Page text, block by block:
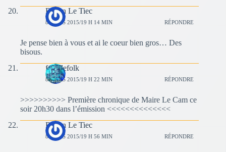
Renan Le Tiec
8 MARS 2015/19 H 14 MIN RÉPONDRE
Je pense bien à vous et ai le coeur bien gros… Des
bisous.
fousdefolk
8 MARS 2015/19 H 22 MIN RÉPONDRE
>>>>>>>>>> Première chronique de Maire Le Cam ce
soir 20h30 dans l’émission <<<<<<<<<<<<<<
Renan Le Tiec
8 MARS 2015/19 H 56 MIN RÉPONDRE